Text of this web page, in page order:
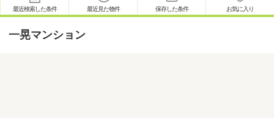
最近検索した条件 最近見た物件 保存した条件 お気に入り
一晃マンション